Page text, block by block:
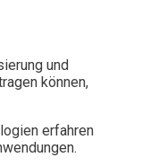
und
können,
erfahren